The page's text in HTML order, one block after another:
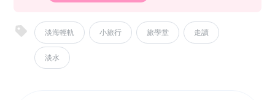
淡海輕軌 小旅行 旅學堂 走讀
淡水